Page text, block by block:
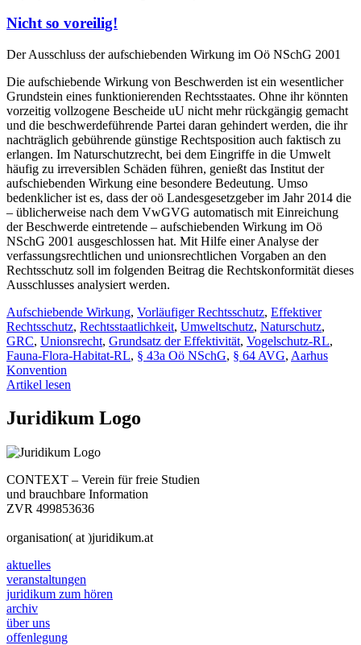
Nicht so voreilig!
Der Ausschluss der aufschiebenden Wirkung im Oö NSchG 2001
Die aufschiebende Wirkung von Beschwerden ist ein wesentlicher
Grundstein eines funktionierenden Rechtsstaates. Ohne ihr könnten
vorzeitig vollzogene Bescheide uU nicht mehr rückgängig gemacht
und die beschwerdeführende Partei daran gehindert werden, die ihr
nachträglich gebührende günstige Rechtsposition auch faktisch zu
erlangen. Im Naturschutzrecht, bei dem Eingriffe in die Umwelt
häufig zu irreversiblen Schäden führen, genießt das Institut der
aufschiebenden Wirkung eine besondere Bedeutung. Umso
bedenklicher ist es, dass der oö Landesgesetzgeber im Jahr 2014 die
– üblicherweise nach dem VwGVG automatisch mit Einreichung
der Beschwerde eintretende – aufschiebenden Wirkung im Oö
NSchG 2001 ausgeschlossen hat. Mit Hilfe einer Analyse der
verfassungsrechtlichen und unionsrechtlichen Vorgaben an den
Rechtsschutz soll im folgenden Beitrag die Rechtskonformität dieses
Ausschlusses analysiert werden.
Aufschiebende Wirkung, Vorläufiger Rechtsschutz, Effektiver
Rechtsschutz, Rechtsstaatlichkeit, Umweltschutz, Naturschutz,
GRC, Unionsrecht, Grundsatz der Effektivität, Vogelschutz-RL,
Fauna-Flora-Habitat-RL, § 43a Oö NSchG, § 64 AVG, Aarhus
Konvention
Artikel lesen
Juridikum Logo
CONTEXT – Verein für freie Studien
und brauchbare Information
ZVR 499853636
organisation( at )juridikum.at
aktuelles
veranstaltungen
juridikum zum hören
archiv
über uns
offenlegung